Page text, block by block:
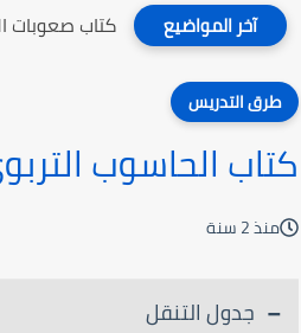
آخر المواضيع كتاب صعوبات
طرق التدريس
كتاب الحاسوب
منذ 2 سنة
جدول التنقل